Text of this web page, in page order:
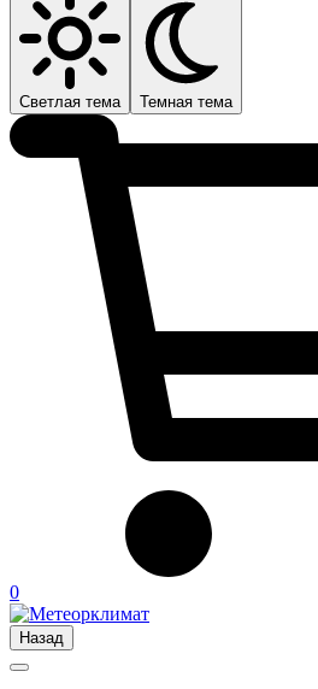
Светлая тема Темная тема
0
Назад